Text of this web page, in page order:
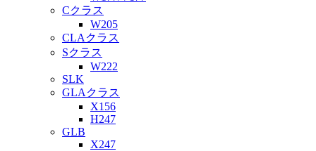
Cクラス
W205
CLAクラス
Sクラス
W222
SLK
GLAクラス
X156
H247
GLB
X247